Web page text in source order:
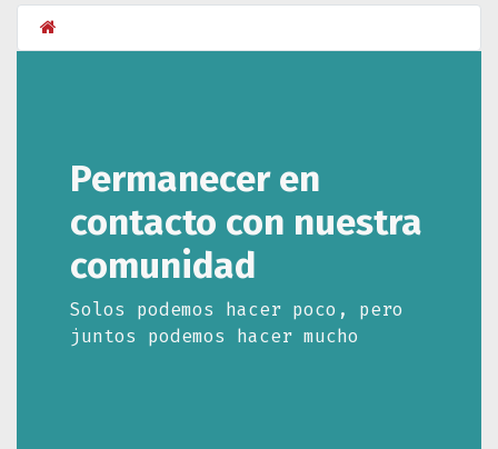
Permanecer en
contacto con nuestra
comunidad
Solos podemos hacer poco, pero
juntos podemos hacer mucho